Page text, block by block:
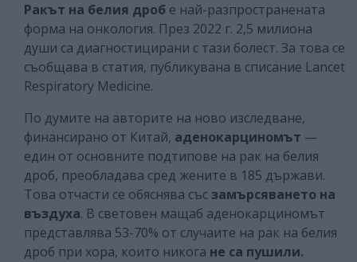
Ракът на белия дроб е най-разпространената
форма на онкология. През 2022 г. 2,5 милиона
души са диагностицирани с тази болест. За това се
съобщава в статия, публикувана в списание Lancet
Respiratory Medicine.
По думите на авторите на ново изследване,
финансирано от Китай, аденокарциномът —
един от основните подтипове на рак на белия
дроб, преобладава сред жените в 185 държави.
Това отчасти се обяснява съсзамърсяването на
въздуха. В световен мащаб аденокарциномът
представлява 53-70% от случаите на рак на белия
дроб при хора, които никога не са пушили.